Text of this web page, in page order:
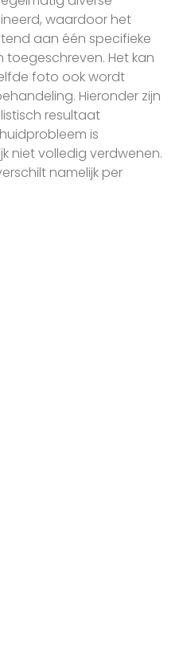
waardoor het
aan één specifieke
Het kan
foto ook wordt
Hieronder zijn
resultaat
is
niet volledig verdwenen.
namelijk per